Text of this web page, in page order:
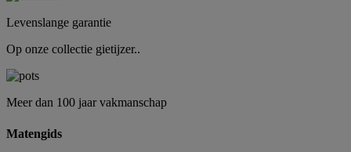
Levenslange garantie
Op onze collectie gietijzer..
Meer dan 100 jaar vakmanschap
Matengids